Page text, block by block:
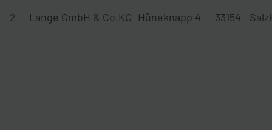
2 Lange GmbH & Co.KG Hüneknapp 4 33154